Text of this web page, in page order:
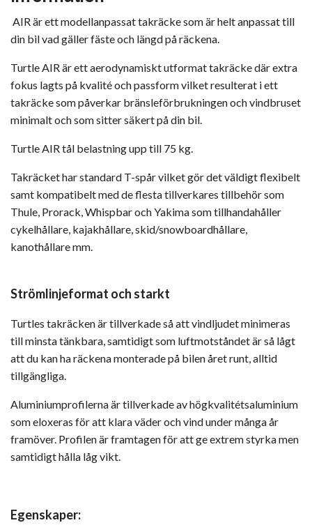
AIR är ett modellanpassat takräcke som är helt anpassat till
din bil vad gäller fäste och längd på räckena.
Turtle AIR är ett aerodynamiskt utformat takräcke där extra
fokus lagts på kvalité och passform vilket resulterat i ett
takräcke som påverkar bränsleförbrukningen och vindbruset
minimalt och som sitter säkert på din bil.
Turtle AIR tål belastning upp till 75 kg.
Takräcket har standard T-spår vilket gör det väldigt flexibelt
samt kompatibelt med de flesta tillverkares tillbehör som
Thule, Prorack, Whispbar och Yakima som tillhandahåller
cykelhållare, kajakhållare, skid/snowboardhållare,
kanothållare mm.
Strömlinjeformat och starkt
Turtles takräcken är tillverkade så att vindljudet minimeras
till minsta tänkbara, samtidigt som luftmotståndet är så lågt
att du kan ha räckena monterade på bilen året runt, alltid
tillgängliga.
Aluminiumprofilerna är tillverkade av högkvalitétsaluminium
som eloxeras för att klara väder och vind under många år
framöver. Profilen är framtagen för att ge extrem styrka men
samtidigt hålla låg vikt.
Egenskaper: